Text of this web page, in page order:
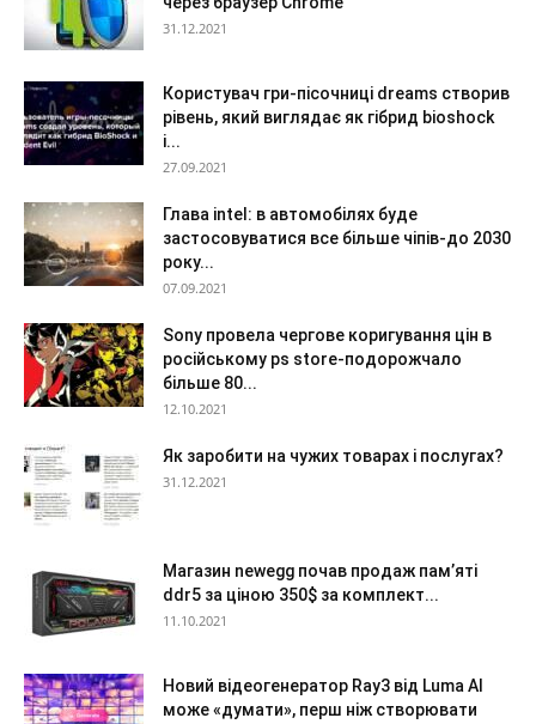
31.12.2021
Користувач гри-пісочниці dreams створив
рівень, який виглядає як гібрид bioshock
і...
27.09.2021
Глава intel: в автомобілях буде
застосовуватися все більше чіпів-до 2030
року...
07.09.2021
Sony провела чергове коригування цін в
російському ps store-подорожчало
більше 80...
12.10.2021
Як заробити на чужих товарах і послугах?
31.12.2021
Магазин newegg почав продаж пам’яті
ddr5 за ціною 350$ за комплект...
11.10.2021
Новий відеогенератор Ray3 від Luma AI
може «думати», перш ніж створювати